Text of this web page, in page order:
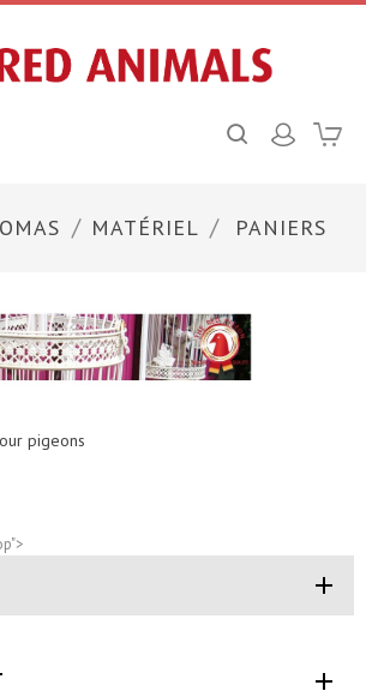
MATÉRIEL PANIERS
pigeons

